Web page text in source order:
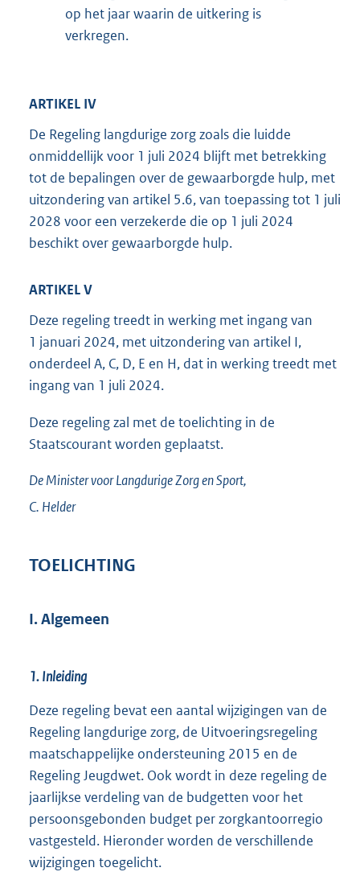
op het jaar waarin de uitkering is
verkregen.
ARTIKEL IV
De Regeling langdurige zorg zoals die luidde
onmiddellijk voor 1 juli 2024 blijft met betrekking
tot de bepalingen over de gewaarborgde hulp, met
uitzondering van artikel 5.6, van toepassing tot 1 juli
2028 voor een verzekerde die op 1 juli 2024
beschikt over gewaarborgde hulp.
ARTIKEL V
Deze regeling treedt in werking met ingang van
1 januari 2024, met uitzondering van artikel I,
onderdeel A, C, D, E en H, dat in werking treedt met
ingang van 1 juli 2024.
Deze regeling zal met de toelichting in de
Staatscourant worden geplaatst.
De Minister voor Langdurige Zorg en Sport,
C. Helder
TOELICHTING
I. Algemeen
1. Inleiding
Deze regeling bevat een aantal wijzigingen van de
Regeling langdurige zorg, de Uitvoeringsregeling
maatschappelijke ondersteuning 2015 en de
Regeling Jeugdwet. Ook wordt in deze regeling de
jaarlijkse verdeling van de budgetten voor het
persoonsgebonden budget per zorgkantoorregio
vastgesteld. Hieronder worden de verschillende
wijzigingen toegelicht.